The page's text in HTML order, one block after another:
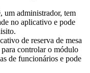
um administrador, tem
no aplicativo e pode
de reserva de mesa
controlar o módulo
de funcionários e pode